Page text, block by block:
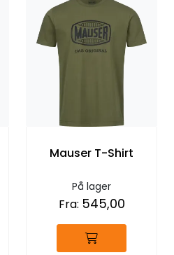
Mauser T-Shirt
På lager
Fra: 545,00